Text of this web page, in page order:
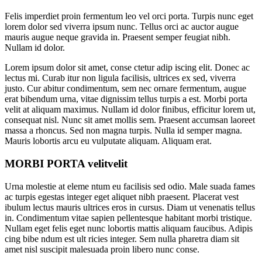
Felis imperdiet proin fermentum leo vel orci porta. Turpis nunc eget
lorem dolor sed viverra ipsum nunc. Tellus orci ac auctor augue
mauris augue neque gravida in. Praesent semper feugiat nibh.
Nullam id dolor.
Lorem ipsum dolor sit amet, conse ctetur adip iscing elit. Donec ac
lectus mi. Curab itur non ligula facilisis, ultrices ex sed, viverra
justo. Cur abitur condimentum, sem nec ornare fermentum, augue
erat bibendum urna, vitae dignissim tellus turpis a est. Morbi porta
velit at aliquam maximus. Nullam id dolor finibus, efficitur lorem ut,
consequat nisl. Nunc sit amet mollis sem. Praesent accumsan laoreet
massa a rhoncus. Sed non magna turpis. Nulla id semper magna.
Mauris lobortis arcu eu vulputate aliquam. Aliquam erat.
MORBI PORTA velitvelit
Urna molestie at eleme ntum eu facilisis sed odio. Male suada fames
ac turpis egestas integer eget aliquet nibh praesent. Placerat vest
ibulum lectus mauris ultrices eros in cursus. Diam ut venenatis tellus
in. Condimentum vitae sapien pellentesque habitant morbi tristique.
Nullam eget felis eget nunc lobortis mattis aliquam faucibus. Adipis
cing bibe ndum est ult ricies integer. Sem nulla pharetra diam sit
amet nisl suscipit malesuada proin libero nunc conse.